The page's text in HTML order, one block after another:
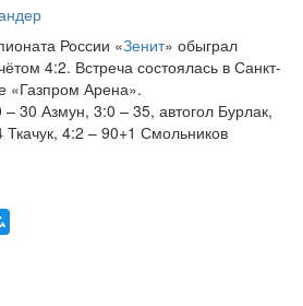
России «Зенит» обыграл
4:2. Встреча состоялась в Санкт-
«Газпром Арена».
30 Азмун, 3:0 – 35, автогол Бурлак,
Ткачук, 4:2 – 90+1 Смольников